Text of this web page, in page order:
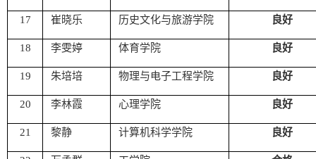
17 崔晓乐 历史文化与旅游学院 良好
18 李雯婷 体育学院 良好
19 朱培培 物理与电子工程学院 良好
20 李林霞 心理学院 良好
21 黎静 计算机科学学院 良好